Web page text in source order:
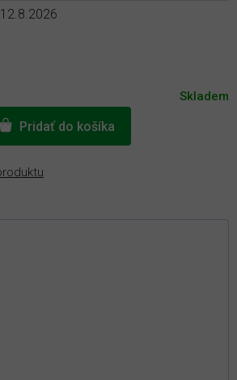
Skladem
12.8.2026
Pridať do košíka